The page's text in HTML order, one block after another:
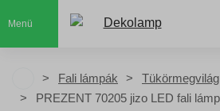
Menü
Fali lámpák
PREZENT 70205 jizo LED fali